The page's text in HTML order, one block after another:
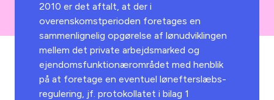
2010 er det aftalt, at der i
overenskomstperioden foretages en
sammenlignelig opgørelse af lønudviklingen
mellem det private arbejdsmarked og
ejendomsfunktionærområdet med henblik
på at foretage en eventuel lønefterslæbs-
regulering, jf. protokollatet i bilag 1